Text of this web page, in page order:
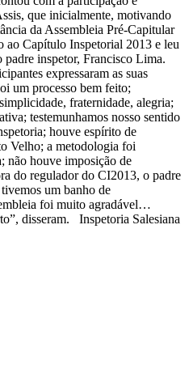
que inicialmente, motivando
da Assembleia Pré-Capitular
ao Capítulo Inspetorial 2013 e leu
padre inspetor, Francisco Lima.
expressaram as suas
um processo bem feito;
fraternidade, alegria;
testemunhamos nosso sentido
houve espírito de
Velho; a metodologia foi
não houve imposição de
do regulador do CI2013, o padre
um banho de
foi muito agradável…
disseram. Inspetoria Salesiana